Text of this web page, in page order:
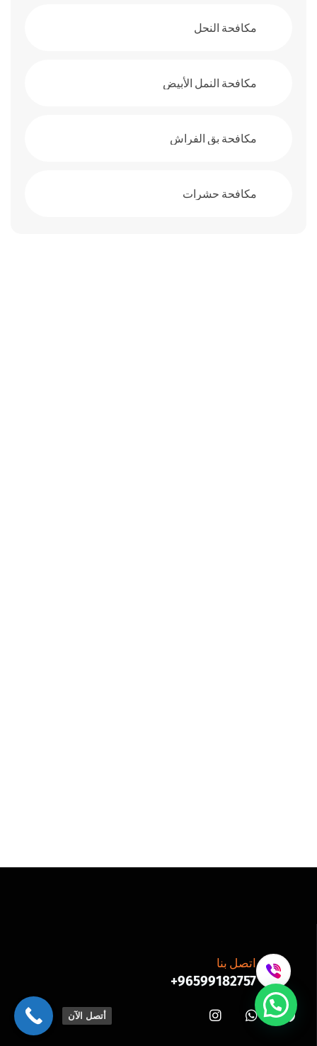
مكافحة النحل
مكافحة النمل الأبيض
مكافحة بق الفراش
مكافحة حشرات
اتصل بنا
96599182757+
أتصل الآن